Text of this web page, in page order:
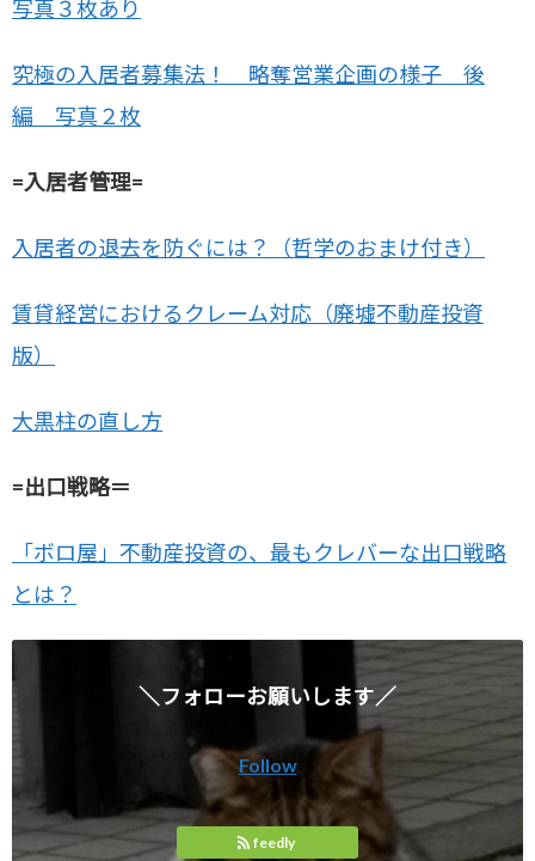
写真３枚あり
究極の入居者募集法！ 略奪営業企画の様子 後
編 写真２枚
=入居者管理=
入居者の退去を防ぐには？（哲学のおまけ付き）
賃貸経営におけるクレーム対応（廃墟不動産投資
版）
大黒柱の直し方
=出口戦略＝
「ボロ屋」不動産投資の、最もクレバーな出口戦略
とは？
＼フォローお願いします／
Follow
feedly